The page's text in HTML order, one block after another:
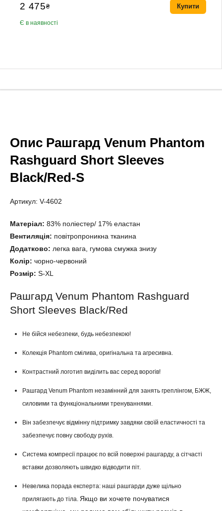
2 475₴
Є в наявності
Купити
Опис Рашгард Venum Phantom
Rashguard Short Sleeves
Black/Red-S
Артикул: V-4602
Матеріал: 83% поліестер/ 17% еластан
Вентиляція: повітропроникна тканина
Додатково: легка вага, гумова смужка знизу
Колір: чорно-червоний
Розмір: S-XL
Рашгард Venum Phantom Rashguard
Short Sleeves Black/Red
Не бійся небезпеки, будь небезпекою!
Колекція Phantom смілива, оригінальна та агресивна.
Контрастний логотип виділить вас серед ворогів!
Рашгард Venum Phantom незамінний для занять греплінгом, БЖЖ,
силовими та функціональними тренуваннями.
Він забезпечує відмінну підтримку завдяки своїй еластичності та
забезпечує повну свободу рухів.
Система компресії працює по всій поверхні рашгарду, а сітчасті
вставки дозволяють швидко відводити піт.
Невелика порада експерта: наші рашгарди дуже щільно
прилягають до тіла. Якщо ви хочете почуватися